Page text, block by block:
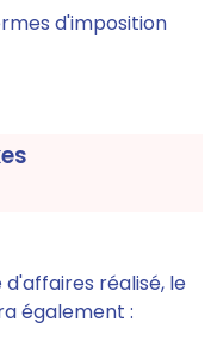
d'imposition
réalisé, le
également :